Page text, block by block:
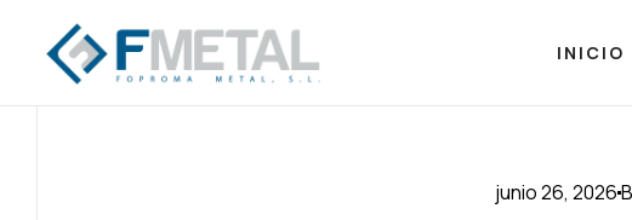
INICIO
junio 26, 2026